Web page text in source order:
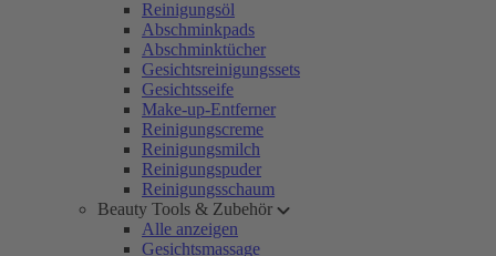
Reinigungsöl
Abschminkpads
Abschminktücher
Gesichtsreinigungssets
Gesichtsseife
Make-up-Entferner
Reinigungscreme
Reinigungsmilch
Reinigungspuder
Reinigungsschaum
Beauty Tools & Zubehör
Alle anzeigen
Gesichtsmassage